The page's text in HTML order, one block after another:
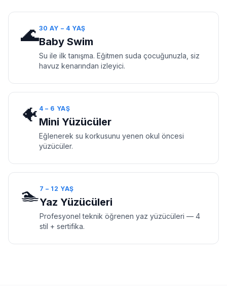
🌊30 AY – 4 YAŞ
Baby Swim
Su ile ilk tanışma. Eğitmen suda çocuğunuzla, siz
havuz kenarından izleyici.
🐠 4 – 6 YAŞ
Mini Yüzücüler
Eğlenerek su korkusunu yenen okul öncesi
yüzücüler.
🏊 7 – 12 YAŞ
Yaz Yüzücüleri
Profesyonel teknik öğrenen yaz yüzücüleri — 4
stil + sertifika.